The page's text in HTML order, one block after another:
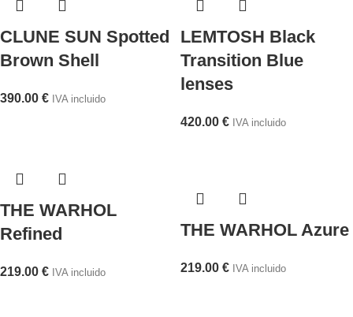
CLUNE SUN Spotted
Brown Shell
390.00 € IVA incluido
LEMTOSH Black
Transition Blue
lenses
420.00 € IVA incluido
THE WARHOL
Refined
219.00 € IVA incluido
THE WARHOL Azure
219.00 € IVA incluido